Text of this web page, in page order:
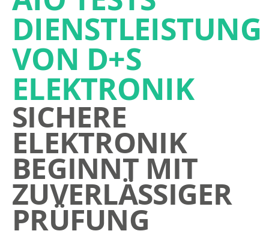
DIENSTLEISTUNG
VON D+S
ELEKTRONIK
SICHERE
ELEKTRONIK
BEGINNT MIT
ZUVERLÄSSIGER
PRÜFUNG